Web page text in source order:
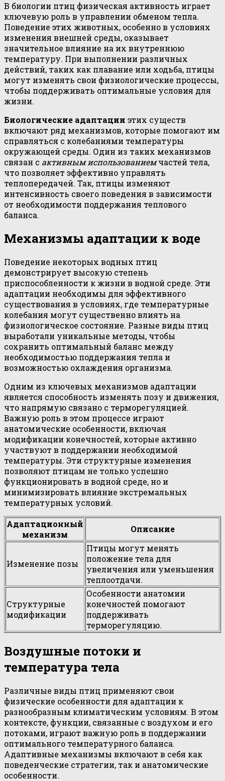
В биологии птиц физическая активность играет
ключевую роль в управлении обменом тепла.
Поведение этих животных, особенно в условиях
изменения внешней среды, оказывает
значительное влияние на их внутреннюю
температуру. При выполнении различных
действий, таких как плавание или ходьба, птицы
могут изменять свои физиологические процессы,
чтобы поддерживать оптимальные условия для
жизни.
Биологические адаптации этих существ
включают ряд механизмов, которые помогают им
справляться с колебаниями температуры
окружающей среды. Один из таких механизмов
связан с активным использованиемчастей тела,
что позволяет эффективно управлять
теплопередачей. Так, птицы изменяют
интенсивность своего поведения в зависимости
от необходимости поддержания теплового
баланса.
Механизмы адаптации к воде
Поведение некоторых водных птиц
демонстрирует высокую степень
приспособленности к жизни в водной среде. Эти
адаптации необходимы для эффективного
существования в условиях, где температурные
колебания могут существенно влиять на
физиологическое состояние. Разные виды птиц
выработали уникальные методы, чтобы
сохранить оптимальный баланс между
необходимостью поддержания тепла и
возможностью охлаждения организма.
Одним из ключевых механизмов адаптации
является способность изменять позу и движения,
что напрямую связано с терморегуляцией.
Важную роль в этом процессе играют
анатомические особенности, включая
модификации конечностей, которые активно
участвуют в поддержании необходимой
температуры. Эти структурные изменения
позволяют птицам не только успешно
функционировать в водной среде, но и
минимизировать влияние экстремальных
температурных условий.
Адаптационный
механизм
Описание
Изменение позы
Птицы могут менять
положение тела для
увеличения или уменьшения
теплоотдачи.
Структурные
модификации
Особенности анатомии
конечностей помогают
поддерживать
терморегуляцию.
Воздушные потоки и
температура тела
Различные виды птиц применяют свои
физические особенности для адаптации к
разнообразным климатическим условиям. В этом
контексте, функции, связанные с воздухом и его
потоками, играют важную роль в поддержании
оптимального температурного баланса.
Адаптивные механизмы включают в себя как
поведенческие стратегии, так и анатомические
особенности.